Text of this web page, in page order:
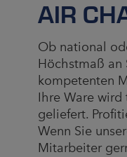
AIR
Ob national
Höchstmaß an
kompetenten
Ihre Ware
geliefert.
Wenn Sie
Mitarbeiter